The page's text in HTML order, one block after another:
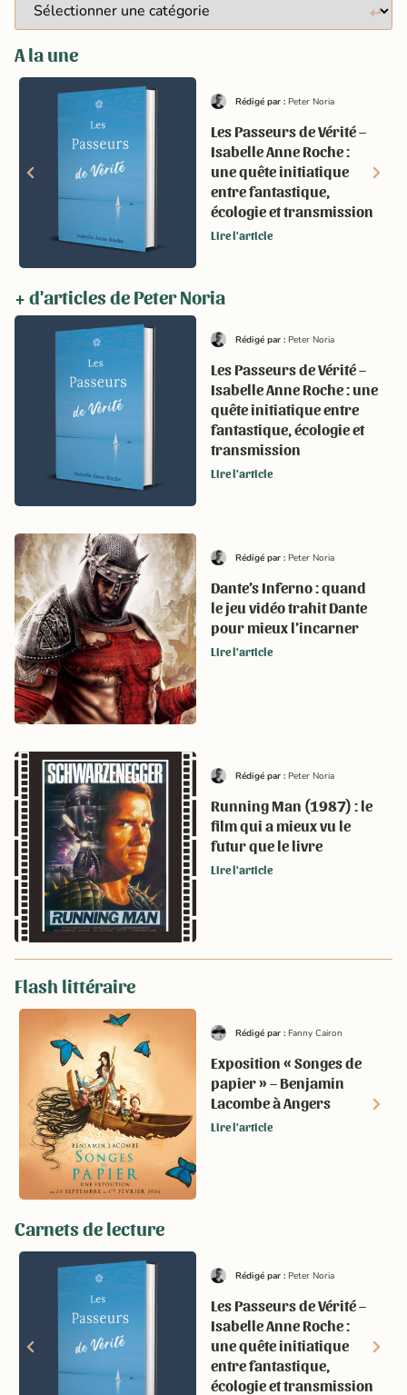
A la une
Rédigé par : Peter Noria
Les Passeurs de Vérité –
Isabelle Anne Roche :
une quête initiatique
entre fantastique,
écologie et transmission
Lire l'article
+ d'articles de Peter Noria
Rédigé par : Peter Noria
Les Passeurs de Vérité –
Isabelle Anne Roche : une
quête initiatique entre
fantastique, écologie et
transmission
Lire l'article
Rédigé par : Peter Noria
Dante’s Inferno : quand
le jeu vidéo trahit Dante
pour mieux l’incarner
Lire l'article
Rédigé par : Peter Noria
Running Man (1987) : le
film qui a mieux vu le
futur que le livre
Lire l'article
Flash littéraire
Rédigé par : Fanny Cairon
Exposition « Songes de
papier » – Benjamin
Lacombe à Angers
Lire l'article
Carnets de lecture
Rédigé par : Peter Noria
Les Passeurs de Vérité –
Isabelle Anne Roche :
une quête initiatique
entre fantastique,
écologie et transmission